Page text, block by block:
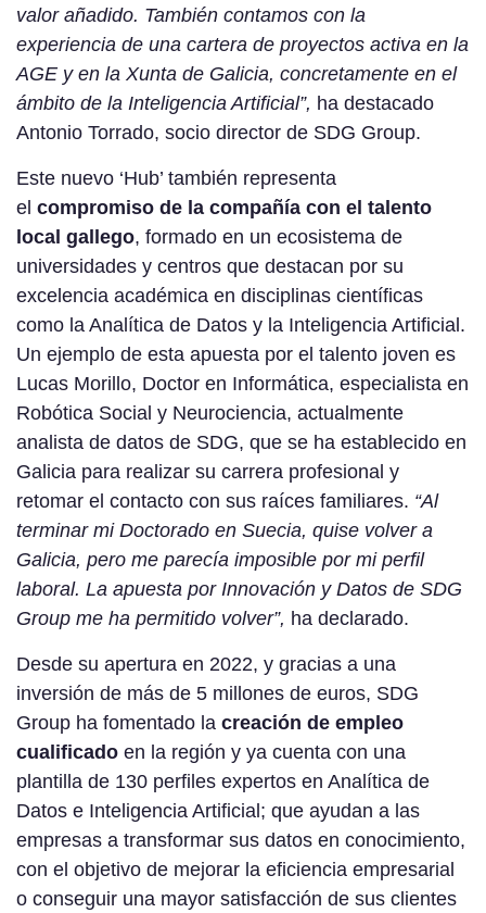
valor añadido. También contamos con la
experiencia de una cartera de proyectos activa en la
AGE y en la Xunta de Galicia, concretamente en el
ámbito de la Inteligencia Artificial”, ha destacado
Antonio Torrado, socio director de SDG Group.
Este nuevo ‘Hub’ también representa
el compromiso de la compañía con el talento
local gallego, formado en un ecosistema de
universidades y centros que destacan por su
excelencia académica en disciplinas científicas
como la Analítica de Datos y la Inteligencia Artificial.
Un ejemplo de esta apuesta por el talento joven es
Lucas Morillo, Doctor en Informática, especialista en
Robótica Social y Neurociencia, actualmente
analista de datos de SDG, que se ha establecido en
Galicia para realizar su carrera profesional y
retomar el contacto con sus raíces familiares. “Al
terminar mi Doctorado en Suecia, quise volver a
Galicia, pero me parecía imposible por mi perfil
laboral. La apuesta por Innovación y Datos de SDG
Group me ha permitido volver”, ha declarado.
Desde su apertura en 2022, y gracias a una
inversión de más de 5 millones de euros, SDG
Group ha fomentado la creación de empleo
cualificado en la región y ya cuenta con una
plantilla de 130 perfiles expertos en Analítica de
Datos e Inteligencia Artificial; que ayudan a las
empresas a transformar sus datos en conocimiento,
con el objetivo de mejorar la eficiencia empresarial
o conseguir una mayor satisfacción de sus clientes